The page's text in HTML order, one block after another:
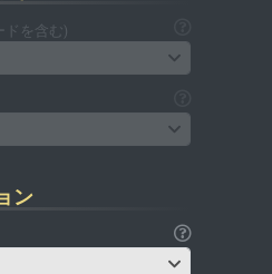
ドを含む)
ン